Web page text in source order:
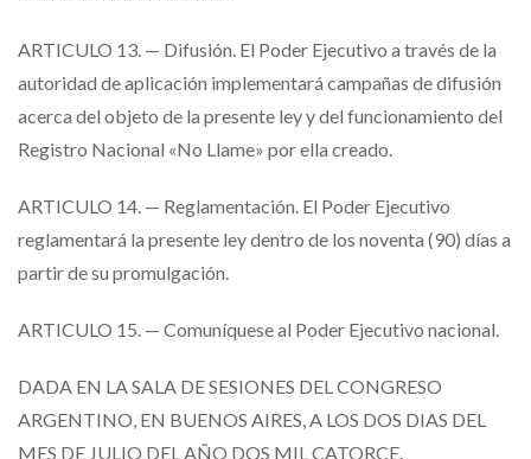
ARTICULO 13. — Difusión. El Poder Ejecutivo a través de la
autoridad de aplicación implementará campañas de difusión
acerca del objeto de la presente ley y del funcionamiento del
Registro Nacional «No Llame» por ella creado.
ARTICULO 14. — Reglamentación. El Poder Ejecutivo
reglamentará la presente ley dentro de los noventa (90) días a
partir de su promulgación.
ARTICULO 15. — Comuníquese al Poder Ejecutivo nacional.
DADA EN LA SALA DE SESIONES DEL CONGRESO
ARGENTINO, EN BUENOS AIRES, A LOS DOS DIAS DEL
MES DE JULIO DEL AÑO DOS MIL CATORCE.